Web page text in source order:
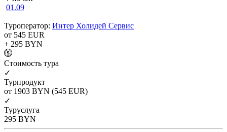
01.09
Туроператор: Интер Холидей Сервис
от 545 EUR
+ 295 BYN
Cтоимость тура
✓
Турпродукт
от 1903 BYN (545 EUR)
✓
Туруслуга
295 BYN